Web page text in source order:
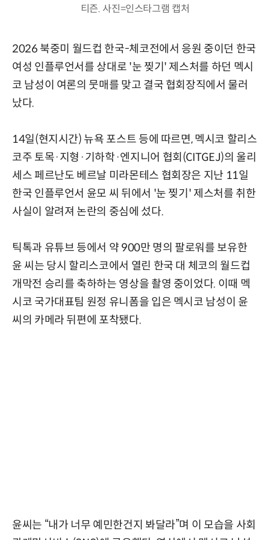
티즌. 사진=인스타그램 캡처
2026 북중미 월드컵 한국-체코전에서 응원 중이던 한국
여성 인플루언서를 상대로 '눈 찢기' 제스처를 하던 멕시
코 남성이 여론의 뭇매를 맞고 결국 협회장직에서 물러
났다.
14일(현지시간) 뉴욕 포스트 등에 따르면, 멕시코 할리스
코주 토목·지형·기하학·엔지니어 협회(CITGEJ)의 울리
세스 페르난도 베르날 미라몬테스 협회장은 지난 11일
한국 인플루언서 윤모 씨 뒤에서 '눈 찢기' 제스처를 취한
사실이 알려져 논란의 중심에 섰다.
틱톡과 유튜브 등에서 약 900만 명의 팔로워를 보유한
윤 씨는 당시 할리스코에서 열린 한국 대 체코의 월드컵
개막전 승리를 축하하는 영상을 촬영 중이었다. 이때 멕
시코 국가대표팀 원정 유니폼을 입은 멕시코 남성이 윤
씨의 카메라 뒤편에 포착됐다.
윤씨는 “내가 너무 예민한건지 봐달라”며 이 모습을 사회